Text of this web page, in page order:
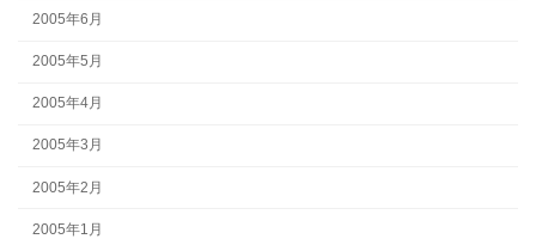
2005年6月
2005年5月
2005年4月
2005年3月
2005年2月
2005年1月